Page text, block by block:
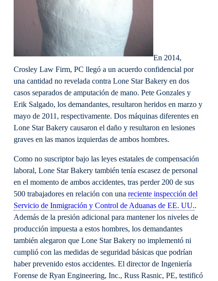
En 2014,
Crosley Law Firm, PC llegó a un acuerdo confidencial por
una cantidad no revelada contra Lone Star Bakery en dos
casos separados de amputación de mano. Pete Gonzales y
Erik Salgado, los demandantes, resultaron heridos en marzo y
mayo de 2011, respectivamente. Dos máquinas diferentes en
Lone Star Bakery causaron el daño y resultaron en lesiones
graves en las manos izquierdas de ambos hombres.
Como no suscriptor bajo las leyes estatales de compensación
laboral, Lone Star Bakery también tenía escasez de personal
en el momento de ambos accidentes, tras perder 200 de sus
500 trabajadores en relación con una reciente inspección del
Servicio de Inmigración y Control de Aduanas de EE. UU..
Además de la presión adicional para mantener los niveles de
producción impuesta a estos hombres, los demandantes
también alegaron que Lone Star Bakery no implementó ni
cumplió con las medidas de seguridad básicas que podrían
haber prevenido estos accidentes. El director de Ingeniería
Forense de Ryan Engineering, Inc., Russ Rasnic, PE, testificó